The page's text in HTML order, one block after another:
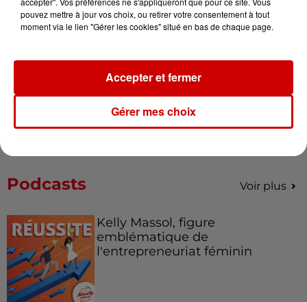
en jet ski !
Podcasts Voir plus
Kelly Massol, figure
emblématique de
l'entrepreneuriat féminin
pouvez mettre à jour vos choix, ou retirer votre consentement à tout
moment via le lien "Gérer les cookies" situé en bas de chaque page.
Gérer mes choix
Accepter et fermer